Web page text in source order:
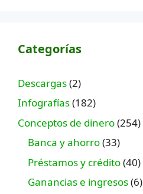
Categorías
Descargas(2)
Infografías(182)
Conceptos de dinero(254)
Banca y ahorro(33)
Préstamos y crédito(40)
Ganancias e ingresos(6)